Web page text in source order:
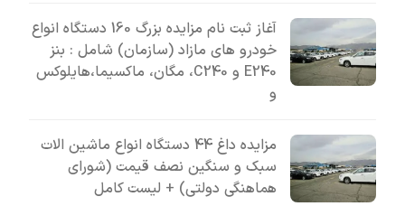
آغاز ثبت نام مزایده بزرگ 160 دستگاه انواع
خودرو های مازاد (سازمان) شامل : بنز
E240 و C240، مگان، ماکسیما،هایلوکس
و
مزایده داغ 44 دستگاه انواع ماشین الات
سبک و سنگین نصف قیمت (شورای
هماهنگی دولتی) + لیست کامل